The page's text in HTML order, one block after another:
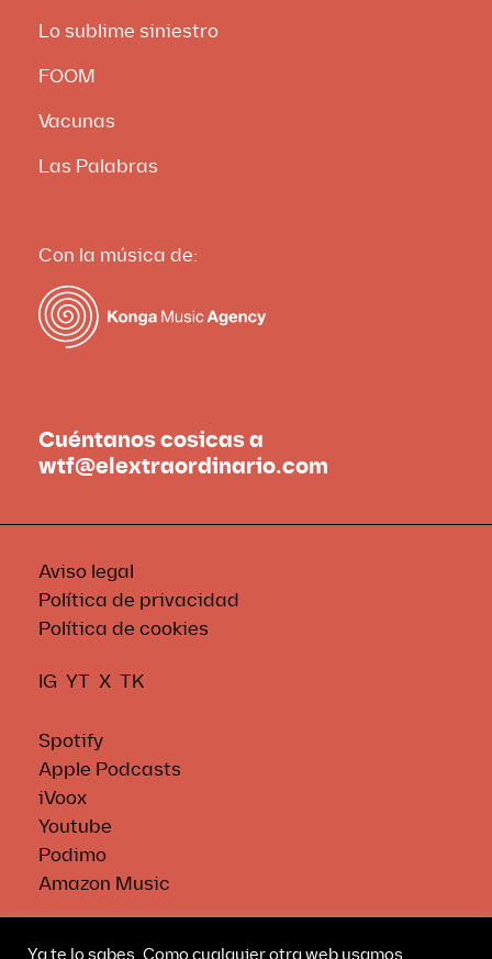
Ya te lo sabes. Como cualquier otra web usamos
Lo sublime siniestro
FOOM
Vacunas
Las Palabras
Con la música de:
Cuéntanos cosicas a
wtf@elextraordinario.com
Aviso legal
Política de privacidad
Política de cookies
IG YT X TK
Spotify
Apple Podcasts
iVoox
Youtube
Podimo
Amazon Music